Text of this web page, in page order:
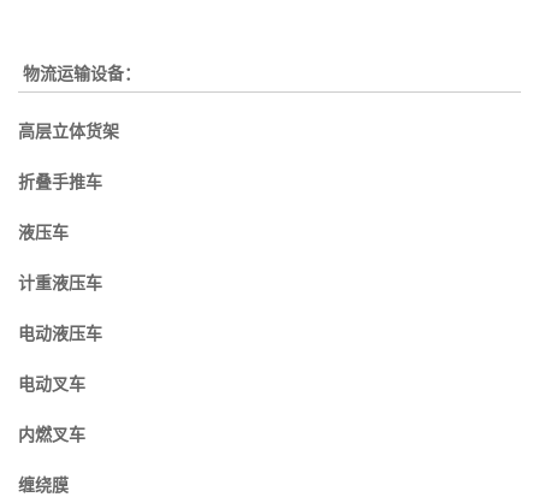
物流运输设备：
高层立体货架
折叠手推车
液压车
计重液压车
电动液压车
电动叉车
内燃叉车
缠绕膜